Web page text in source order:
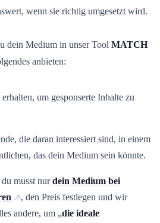
wenn sie richtig umgesetzt wird.
dein Medium in unser Tool MATCH
anbieten:
um gesponserte Inhalte zu
die daran interessiert sind, in einem
das dein Medium sein könnte.
musst nur dein Medium bei
, den Preis festlegen und wir
andere, um „die ideale